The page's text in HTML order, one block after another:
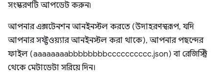
সংস্করণটি আপডেট করুন৷
আপনার এক্সটেনশন আনইনস্টল করতে (উদাহরণস্বরূপ, যদি
আপনার সফ্টওয়্যার আনইনস্টল করা থাকে), আপনার পছন্দের
ফাইল (aaaaaaaabbbbbbbbcccccccccc.json) বা রেজিস্ট্রি
থেকে মেটাডেটা সরিয়ে দিন।